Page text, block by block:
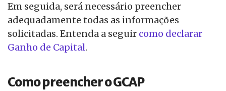
Em seguida, será necessário preencher
adequadamente todas as informações
solicitadas. Entenda a seguir como declarar
Ganho de Capital.
Como preencher o GCAP